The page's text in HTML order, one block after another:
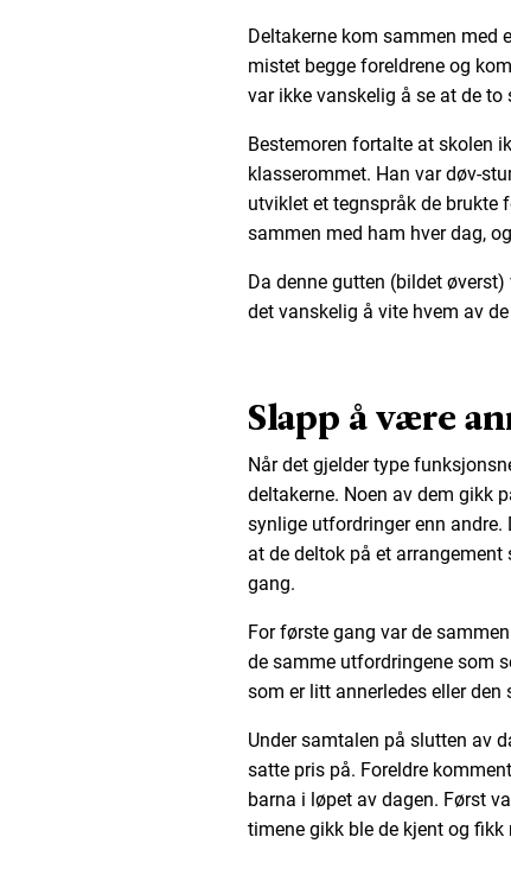
Deltakerne kom sammen med
mistet begge foreldrene og
var ikke vanskelig å se at de
Bestemoren fortalte at skolen
klasserommet. Han var døv-
utviklet et tegnspråk de brukte
sammen med ham hver dag,
Da denne gutten (bildet
det vanskelig å vite hvem av
Slapp å være
Når det gjelder type
deltakerne. Noen av dem gikk
synlige utfordringer enn
at de deltok på et
gang.
For første gang var de
de samme utfordringene som
som er litt annerledes eller den
Under samtalen på slutten av
satte pris på. Foreldre
barna i løpet av dagen. Først
timene gikk ble de kjent og fikk